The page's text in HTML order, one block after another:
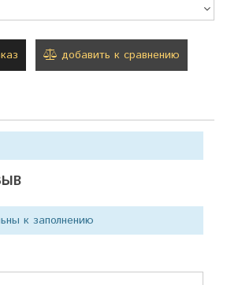
добавить к сравнению
к заполнению